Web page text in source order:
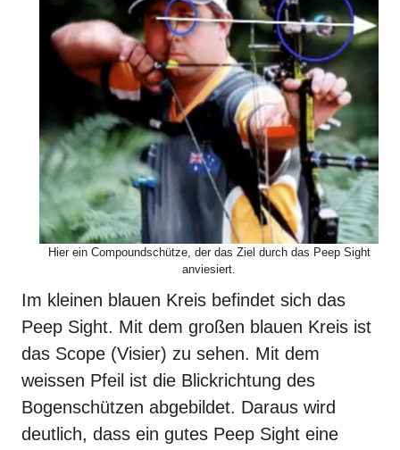
Hier ein Compoundschütze, der das Ziel durch das Peep Sight
anviesiert.
Im kleinen blauen Kreis befindet sich das
Peep Sight. Mit dem großen blauen Kreis ist
das Scope (Visier) zu sehen. Mit dem
weissen Pfeil ist die Blickrichtung des
Bogenschützen abgebildet. Daraus wird
deutlich, dass ein gutes Peep Sight eine